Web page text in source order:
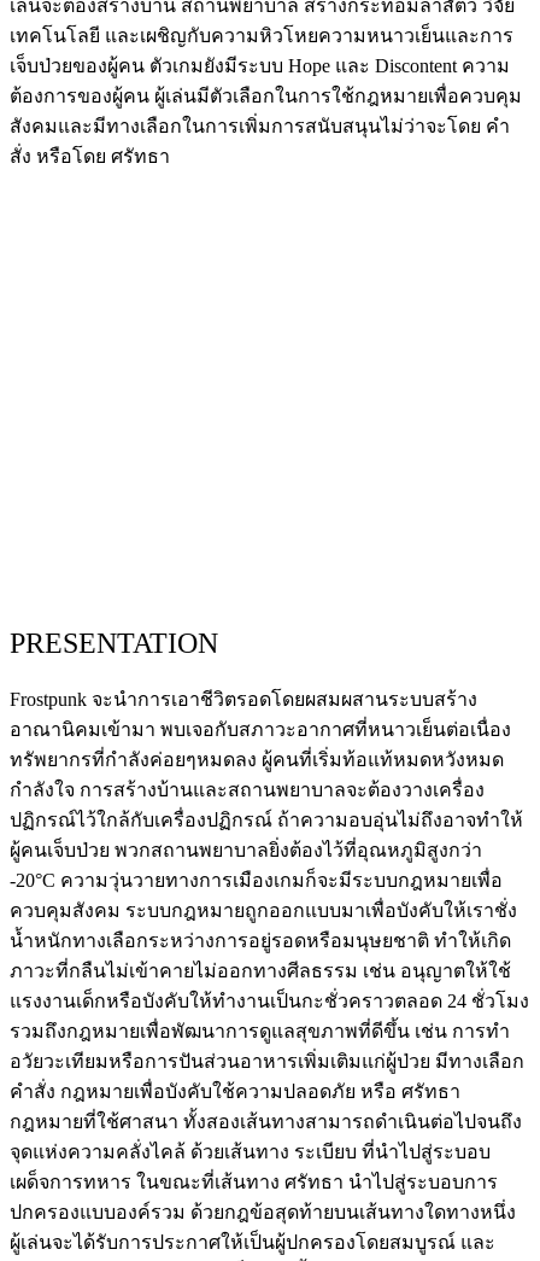
เล่นจะต้องสร้างบ้าน สถานพยาบาล สร้างกระท่อมล่าสัตว์ วิจัย
เทคโนโลยี และเผชิญกับความหิวโหยความหนาวเย็นและการ
เจ็บป่วยของผู้คน ตัวเกมยังมีระบบ Hope และ Discontent ความ
ต้องการของผู้คน ผู้เล่นมีตัวเลือกในการใช้กฎหมายเพื่อควบคุม
สังคมและมีทางเลือกในการเพิ่มการสนับสนุนไม่ว่าจะโดย คำ
สั่ง หรือโดย ศรัทธา
PRESENTATION
Frostpunk จะนำการเอาชีวิตรอดโดยผสมผสานระบบสร้าง
อาณานิคมเข้ามา พบเจอกับสภาวะอากาศที่หนาวเย็นต่อเนื่อง
ทรัพยากรที่กำลังค่อยๆหมดลง ผู้คนที่เริ่มท้อแท้หมดหวังหมด
กำลังใจ การสร้างบ้านและสถานพยาบาลจะต้องวางเครื่อง
ปฏิกรณ์ไว้ใกล้กับเครื่องปฏิกรณ์ ถ้าความอบอุ่นไม่ถึงอาจทำให้
ผู้คนเจ็บป่วย พวกสถานพยาบาลยิ่งต้องไว้ที่อุณหภูมิสูงกว่า
-20°C ความวุ่นวายทางการเมืองเกมก็จะมีระบบกฎหมายเพื่อ
ควบคุมสังคม ระบบกฎหมายถูกออกแบบมาเพื่อบังคับให้เราชั่ง
น้ำหนักทางเลือกระหว่างการอยู่รอดหรือมนุษยชาติ ทำให้เกิด
ภาวะที่กลืนไม่เข้าคายไม่ออกทางศีลธรรม เช่น อนุญาตให้ใช้
แรงงานเด็กหรือบังคับให้ทำงานเป็นกะชั่วคราวตลอด 24 ชั่วโมง
รวมถึงกฎหมายเพื่อพัฒนาการดูแลสุขภาพที่ดีขึ้น เช่น การทำ
อวัยวะเทียมหรือการปันส่วนอาหารเพิ่มเติมแก่ผู้ป่วย มีทางเลือก
คำสั่ง กฎหมายเพื่อบังคับใช้ความปลอดภัย หรือ ศรัทธา
กฎหมายที่ใช้ศาสนา ทั้งสองเส้นทางสามารถดำเนินต่อไปจนถึง
จุดแห่งความคลั่งไคล้ ด้วยเส้นทาง ระเบียบ ที่นำไปสู่ระบอบ
เผด็จการทหาร ในขณะที่เส้นทาง ศรัทธา นำไปสู่ระบอบการ
ปกครองแบบองค์รวม ด้วยกฎข้อสุดท้ายบนเส้นทางใดทางหนึ่ง
ผู้เล่นจะได้รับการประกาศให้เป็นผู้ปกครองโดยสมบูรณ์ และ